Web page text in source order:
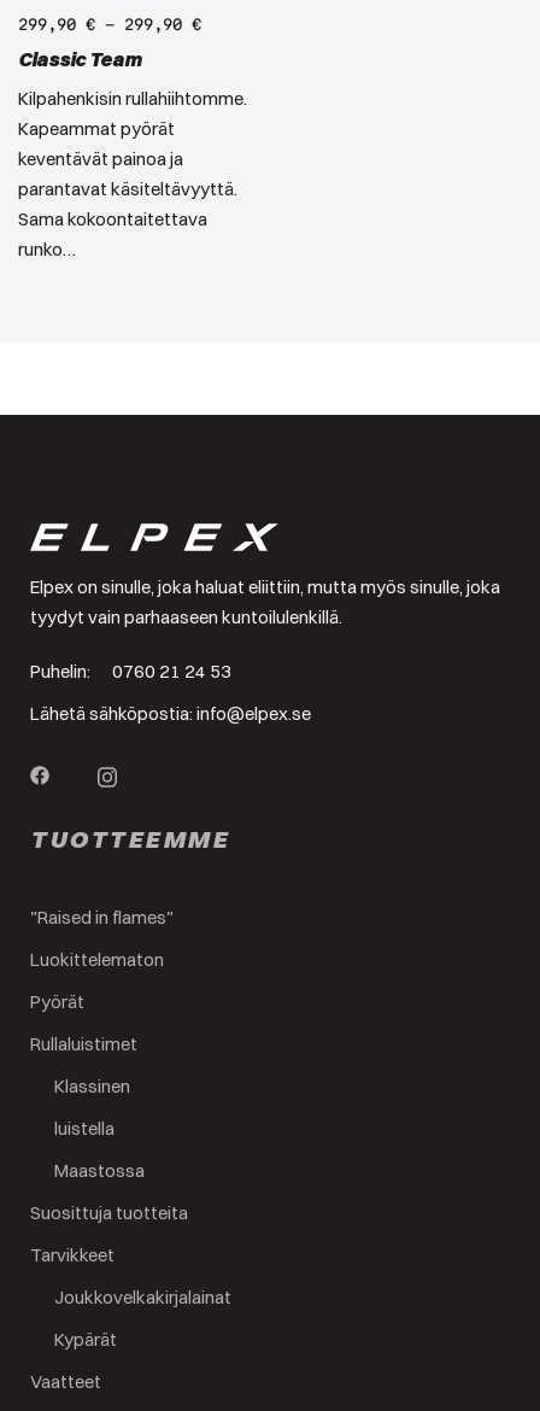
299,90 € – 299,90 €
Classic Team
Kilpahenkisin rullahiihtomme.
Kapeammat pyörät
keventävät painoa ja
parantavat käsiteltävyyttä.
Sama kokoontaitettava
runko…
Elpex on sinulle, joka haluat eliittiin, mutta myös sinulle, joka
tyydyt vain parhaaseen kuntoilulenkillä.
Puhelin:
0760 21 24 53
Lähetä sähköpostia: info@elpex.se
TUOTTEEMME
"Raised in flames"
Luokittelematon
Pyörät
Rullaluistimet
Klassinen
luistella
Maastossa
Suosittuja tuotteita
Tarvikkeet
Joukkovelkakirjalainat
Kypärät
Vaatteet